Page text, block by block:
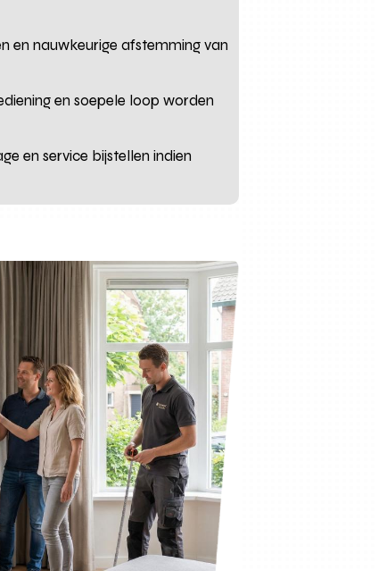
en nauwkeurige afstemming van
en soepele loop worden
en service bijstellen indien